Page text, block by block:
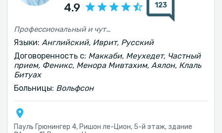
4.9 123
Профессиональный и чуткий к пациенту
Языки: Английский, Иврит, Русский
Договоренность с: Маккаби, Меухедет, Частный
прием, Феникс, Менора Мивтахим, Аялон, Клаль
Битуах
Больницы: Вольфсон
Пауль Грюнингер 4, Ришон ле-Цион, 5-й этаж, здание